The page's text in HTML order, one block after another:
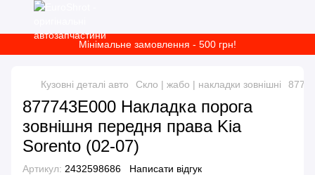
Мінімальне замовлення - 500 грн!
Кузовні деталі авто Скло | жабо | накладки зовнішні
877743E000 Накладка порога
зовнішня передня права Kia
Sorento (02-07)
Артикул: 2432598686 Написати відгук